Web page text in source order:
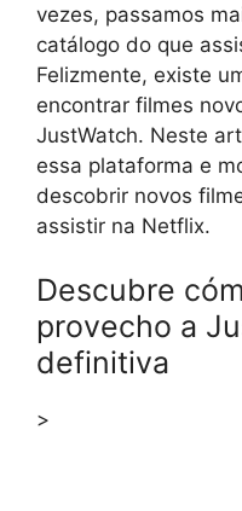
vezes, passamos
catálogo do que
Felizmente, existe
encontrar filmes
JustWatch. Neste
essa plataforma e
descobrir novos
assistir na Netflix.
Descubre
provecho a
definitiva
>